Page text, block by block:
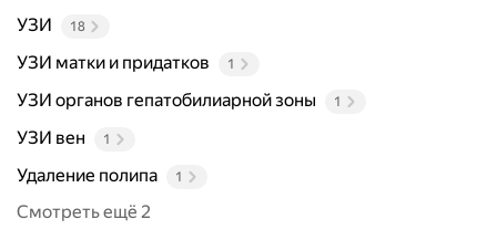
г
н
и
УЗИ
18
УЗИ матки и придатков 1
УЗИ органов гепатобилиарной зоны 1
УЗИ вен 1
Удаление полипа 1
Смотреть ещё 2